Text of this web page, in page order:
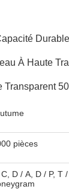
À Haute
Transparent
pièces
D / A, D / P, T